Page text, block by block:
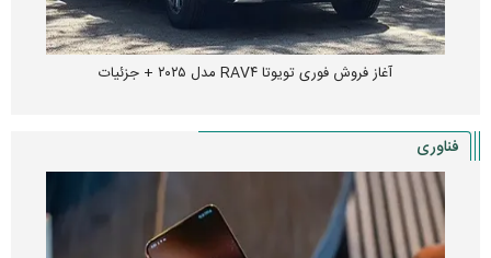
آغاز فروش فوری تویوتا RAV۴ مدل ۲۰۲۵ + جزئیات
فناوری